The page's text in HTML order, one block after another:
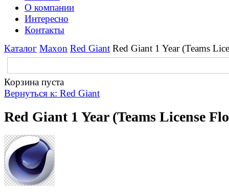
О компании
Интересно
Контакты
Каталог Maxon Red Giant Red Giant 1 Year (Teams
Корзина пуста
Вернуться к: Red Giant
Red Giant 1 Year (Teams License